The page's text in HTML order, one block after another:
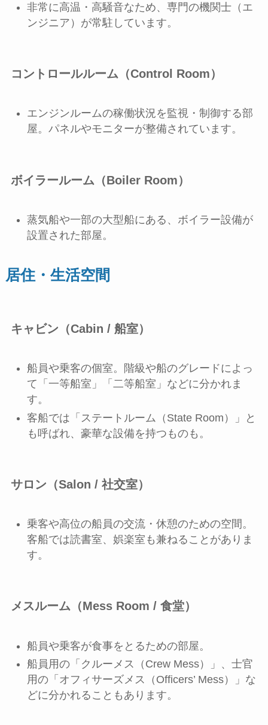
非常に高温・高騒音なため、専門の機関士（エ
ンジニア）が常駐しています。
コントロールルーム（Control Room）
エンジンルームの稼働状況を監視・制御する部
屋。パネルやモニターが整備されています。
ボイラールーム（Boiler Room）
蒸気船や一部の大型船にある、ボイラー設備が
設置された部屋。
居住・生活空間
キャビン（Cabin / 船室）
船員や乗客の個室。階級や船のグレードによっ
て「一等船室」「二等船室」などに分かれま
す。
客船では「ステートルーム（State Room）」と
も呼ばれ、豪華な設備を持つものも。
サロン（Salon / 社交室）
乗客や高位の船員の交流・休憩のための空間。
客船では読書室、娯楽室も兼ねることがありま
す。
メスルーム（Mess Room / 食堂）
船員や乗客が食事をとるための部屋。
船員用の「クルーメス（Crew Mess）」、士官
用の「オフィサーズメス（Officers’ Mess）」な
どに分かれることもあります。